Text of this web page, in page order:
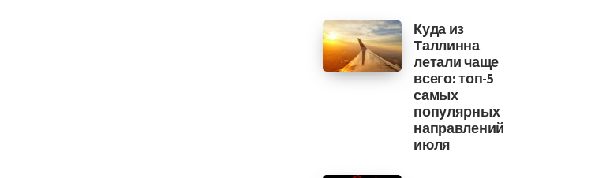
Куда из
Таллинна
летали чаще
всего: топ-5
самых
популярных
направлений
июля